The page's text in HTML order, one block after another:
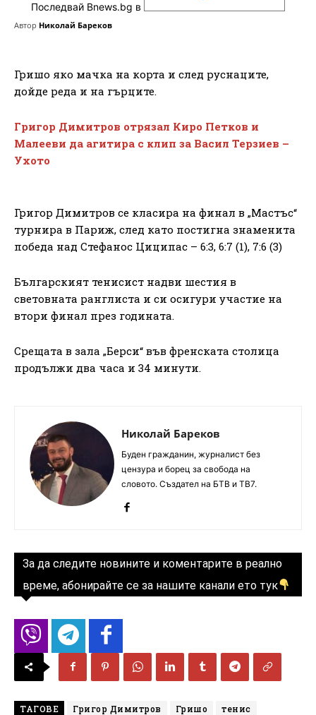
Последвай Bnews.bg в
Автор Николай Бареков
Гришо яко мачка на корта и след руснаците,
дойде реда и на гърците.
Григор Димитров отрязал Киро Петков и
Малееви да агитира с клип за Васил Терзиев –
Ухото
Григор Димитров се класира на финал в „Мастъс“
турнира в Париж, след като постигна знаменита
победа над Стефанос Циципас – 6:3, 6:7 (1), 7:6 (3)
Българският тенисист надви шестия в
световната ранглиста и си осигури участие на
втори финал през годината.
Срещата в зала „Берси“ във френската столица
продължи два часа и 34 минути.
Николай Бареков
Буден гражданин, журналист без
цензура и борец за свобода на
словото. Създател на БТВ и ТВ7.
За да следите новините и коментарите в реално
време, абонирайте се за нашите канали ето тук
ТАГОВЕ Григор Димитров Гришо
тенис